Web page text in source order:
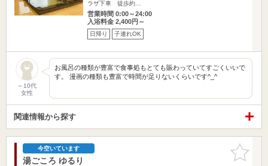
ラザ下車 徒歩約…
営業時間 0:00～24:00
入浴料金 2,400円～
日帰り 子連れOK
～10代
女性
お風呂の種類が豊富で食事処もとても賑わっていてすごくいいで
す。 漫画の種類も豊富で時間が足りないくらいです^_^
関連情報から探す
お気に入
りに追加
今空いています
湯ごころ ゆるり